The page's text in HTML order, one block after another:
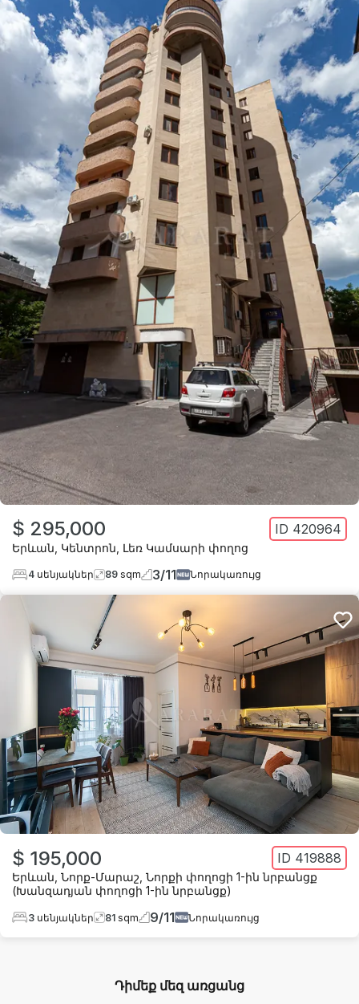
$ 295,000 ID 420964
Երևան Կենտրոն Լեռ Կամսարի փողոց
4 սենյակներ 89 sqm 3/11 Նորակառույց
$ 195,000 ID 419888
Երևան Նորք-Մարաշ Նորքի փողոցի 1-ին նրբանցք
(Խանզադյան փողոցի 1-ին նրբանցք)
3 սենյակներ 81 sqm 9/11 Նորակառույց
Դիմեք մեզ առցանց